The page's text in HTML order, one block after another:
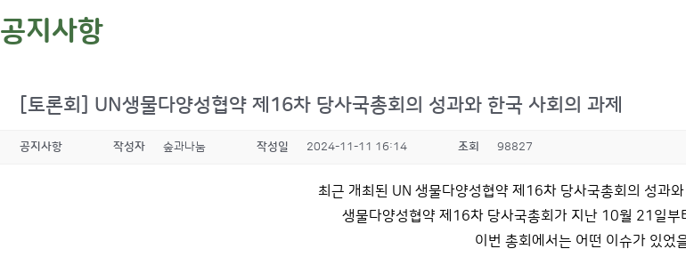
공지사항
[토론회] UN생물다양성협약 제16차 당사국총회의 성과와 한국 사회의 과제
공지사항 작성자 숲과나눔 작성일 2024-11-11 16:14 조회 98827
최근 개최된 UN 생물다양성협약 제16차 당사국총회의 성과
생물다양성협약 제16차 당사국총회가 지난 10월 21일
이번 총회에서는 어떤 이슈가 있었